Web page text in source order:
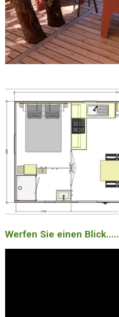
Werfen Sie einen Blick.....